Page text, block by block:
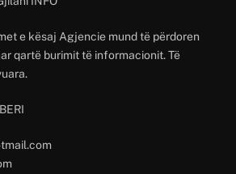
e kësaj Agjencie mund të përdoren
qartë burimit të informacionit. Të